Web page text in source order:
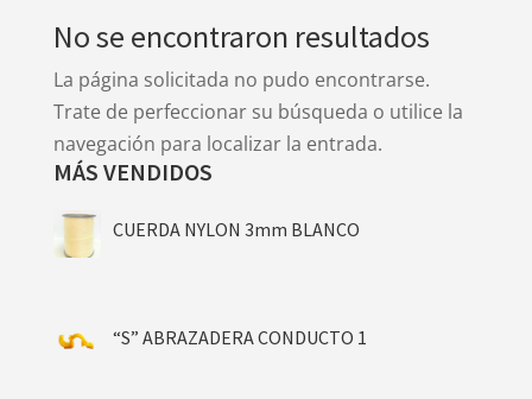
No se encontraron resultados
La página solicitada no pudo encontrarse.
Trate de perfeccionar su búsqueda o utilice la
navegación para localizar la entrada.
MÁS VENDIDOS
CUERDA NYLON 3mm BLANCO
“S” ABRAZADERA CONDUCTO 1